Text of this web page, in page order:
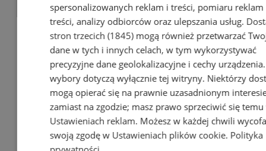
spersonalizowanych reklam i treści, pomiaru reklam
treści, analizy odbiorców oraz ulepszania usług.
stron trzecich (1845)mogą również przetwarzać
dane w tych i innych celach, w tym wykorzystywać
precyzyjne dane geolokalizacyjne i cechy
wybory dotyczą wyłącznie tej witryny. Niektórzy
mogą opierać się na prawnie uzasadnionym
zamiast na zgodzie; masz prawo sprzeciwić się temu
Ustawieniach reklam. Możesz w każdej chwili
swoją zgodę w Ustawieniach plików cookie. Polityka